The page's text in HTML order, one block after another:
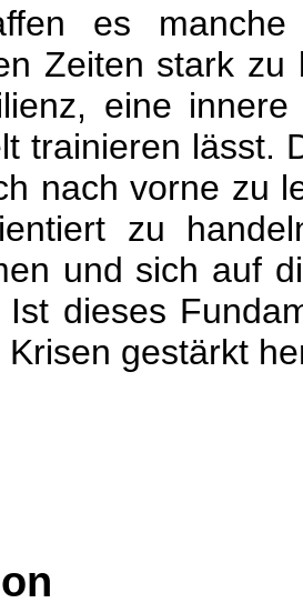
es
Zeiten stark zu
eine
trainieren lässt.
nach vorne zu
zu
und sich auf
Ist dieses
gestärkt